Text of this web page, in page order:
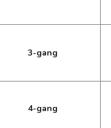
3-gang
4-gang